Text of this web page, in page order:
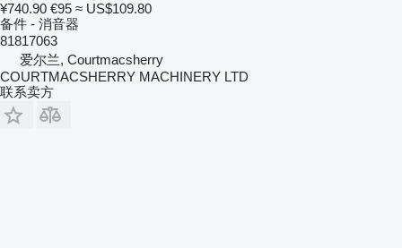
¥740.90 €95 ≈ US$109.80
备件 - 消音器
81817063
爱尔兰, Courtmacsherry
COURTMACSHERRY MACHINERY LTD
联系卖方